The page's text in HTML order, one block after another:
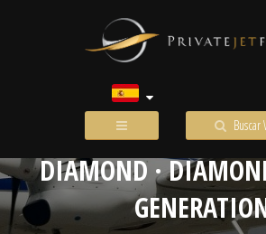
Buscar
DIAMOND ·